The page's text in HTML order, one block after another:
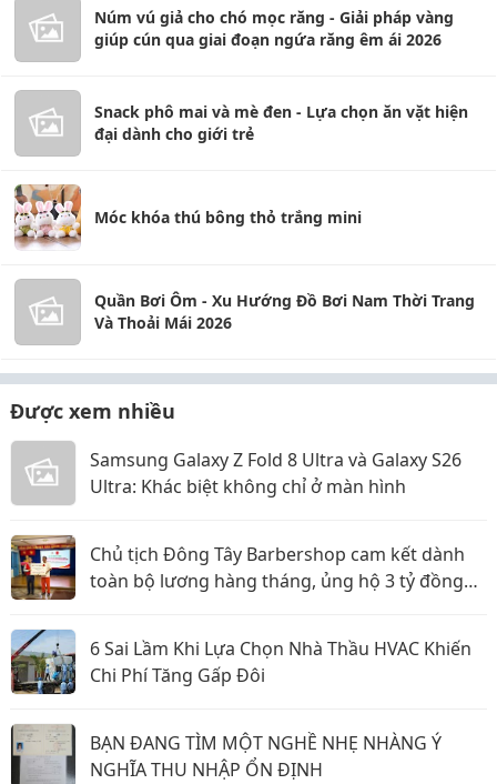
Núm vú giả cho chó mọc răng - Giải pháp vàng
giúp cún qua giai đoạn ngứa răng êm ái 2026
Snack phô mai và mè đen - Lựa chọn ăn vặt hiện
đại dành cho giới trẻ
Móc khóa thú bông thỏ trắng mini
Quần Bơi Ôm - Xu Hướng Đồ Bơi Nam Thời Trang
Và Thoải Mái 2026
Được xem nhiều
Samsung Galaxy Z Fold 8 Ultra và Galaxy S26
Ultra: Khác biệt không chỉ ở màn hình
Chủ tịch Đông Tây Barbershop cam kết dành
toàn bộ lương hàng tháng, ủng hộ 3 tỷ đồng
6 Sai Lầm Khi Lựa Chọn Nhà Thầu HVAC Khiến
Chi Phí Tăng Gấp Đôi
BẠN ĐANG TÌM MỘT NGHỀ NHẸ NHÀNG Ý
NGHĨA THU NHẬP ỔN ĐỊNH